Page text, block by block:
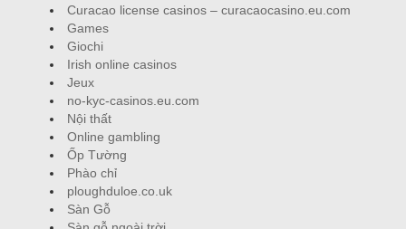
Curacao license casinos – curacaocasino.eu.com
Games
Giochi
Irish online casinos
Jeux
no-kyc-casinos.eu.com
Nội thất
Online gambling
Ốp Tường
Phào chỉ
ploughduloe.co.uk
Sàn Gỗ